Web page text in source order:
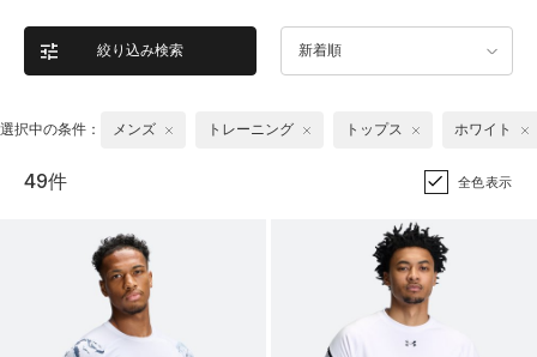
絞り込み検索 新着順
選択中の条件： メンズ トレーニング トップス ホワイト
49件 全色表示